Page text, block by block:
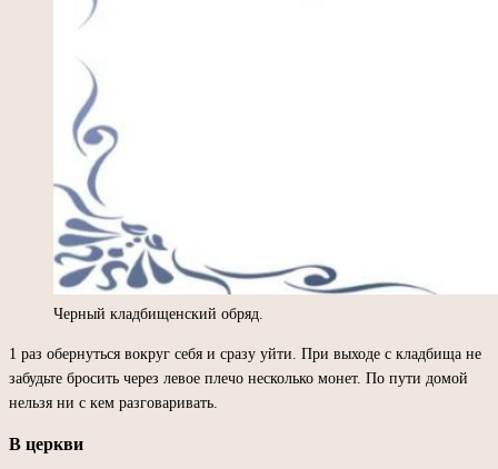
Черный кладбищенский обряд.
1 раз обернуться вокруг себя и сразу уйти. При выходе с кладбища не
забудьте бросить через левое плечо несколько монет. По пути домой
нельзя ни с кем разговаривать.
В церкви